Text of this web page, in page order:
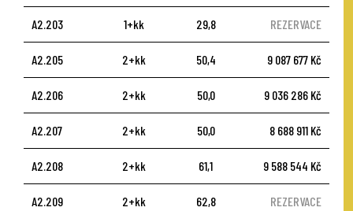
A2.203 1+kk 29,8 REZERVACE
A2.205 2+kk 50,4 9 087 677 Kč
A2.206 2+kk 50,0 9 036 286 Kč
A2.207 2+kk 50,0 8 688 911 Kč
A2.208 2+kk 61,1 9 588 544 Kč
A2.209 2+kk 62,8 REZERVACE